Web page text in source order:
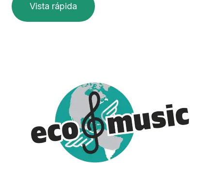
Vista rápida